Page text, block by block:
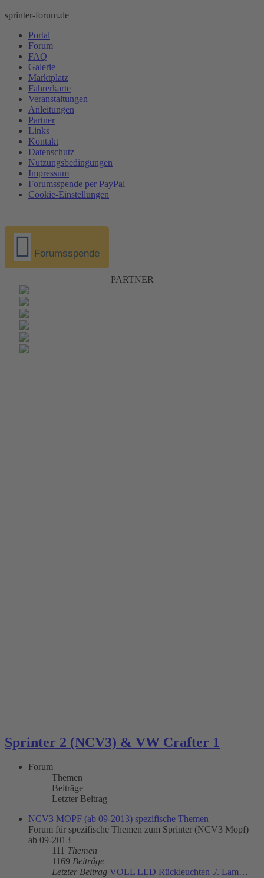
sprinter-forum.de
Portal
Forum
FAQ
Galerie
Marktplatz
Fahrerkarte
Veranstaltungen
Anleitungen
Partner
Links
Kontakt
Datenschutz
Nutzungsbedingungen
Impressum
Forumsspende per PayPal
Cookie-Einstellungen
Forumsspende
PARTNER
Sprinter 2 (NCV3) & VW Crafter 1
Forum
Themen
Beiträge
Letzter Beitrag
NCV3 MOPF (ab 09-2013) spezifische Themen
Forum für spezifische Themen zum Sprinter (NCV3 Mopf)
ab 09-2013
111 Themen
1169 Beiträge
Letzter Beitrag VOLL LED Rückleuchten ./. Lam…